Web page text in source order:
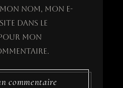
nom, mon e-
dans le
mon
commentaire